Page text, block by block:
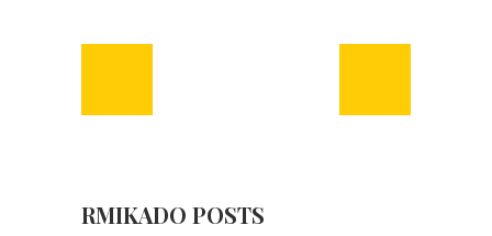
RMIKADO POSTS